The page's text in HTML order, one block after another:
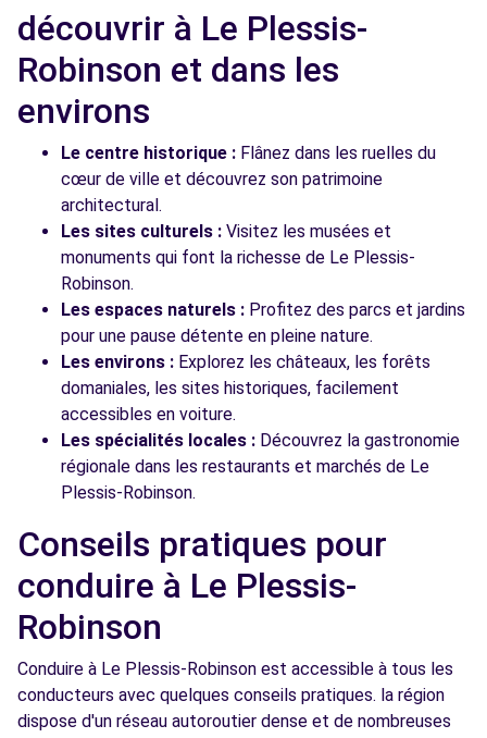
découvrir à Le Plessis-
Robinson et dans les
environs
Le centre historique : Flânez dans les ruelles du
cœur de ville et découvrez son patrimoine
architectural.
Les sites culturels : Visitez les musées et
monuments qui font la richesse de Le Plessis-
Robinson.
Les espaces naturels : Profitez des parcs et jardins
pour une pause détente en pleine nature.
Les environs : Explorez les châteaux, les forêts
domaniales, les sites historiques, facilement
accessibles en voiture.
Les spécialités locales : Découvrez la gastronomie
régionale dans les restaurants et marchés de Le
Plessis-Robinson.
Conseils pratiques pour
conduire à Le Plessis-
Robinson
Conduire à Le Plessis-Robinson est accessible à tous les
conducteurs avec quelques conseils pratiques. la région
dispose d'un réseau autoroutier dense et de nombreuses